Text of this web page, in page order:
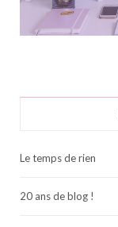
Le temps de rien
20 ans de blog !